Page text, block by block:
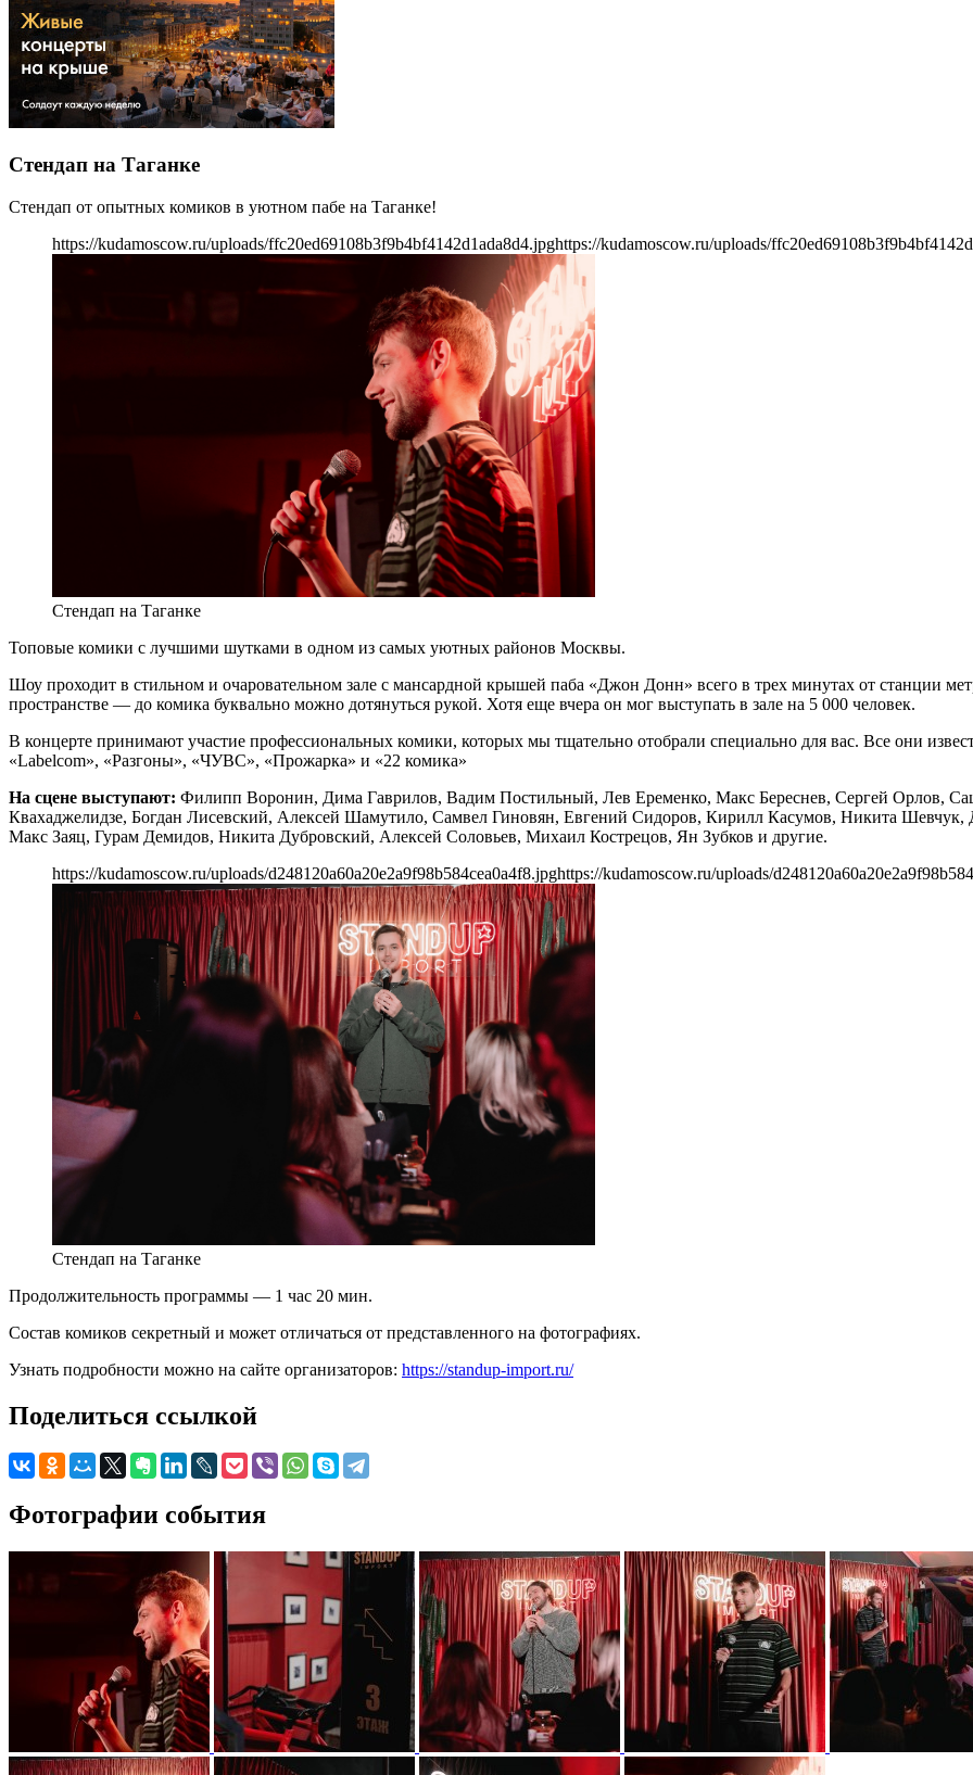
Стендап на Таганке
Стендап от опытных комиков в уютном пабе на Таганке!
https://kudamoscow.ru/uploads/ffc20ed69108b3f9b4bf4142d1ada8d4.jpghttps://kudamoscow.ru/uploads/
Стендап на Таганке
Топовые комики с лучшими шутками в одном из самых уютных районов Москвы.
Шоу проходит в стильном и очаровательном зале с мансардной крышей паба «Джон Донн» всего в трех минутах от станции
пространстве — до комика буквально можно дотянуться рукой. Хотя еще вчера он мог выступать в зале на 5 000 человек.
В концерте принимают участие профессиональных комики, которых мы тщательно отобрали специально для вас. Все они
«Labelcom», «Разгоны», «ЧУВС», «Прожарка» и «22 комика»
На сцене выступают: Филипп Воронин, Дима Гаврилов, Вадим Постильный, Лев Еременко, Макс Береснев, Сергей Орлов,
Квахаджелидзе, Богдан Лисевский, Алексей Шамутило, Самвел Гиновян, Евгений Сидоров, Кирилл Касумов, Никита
Макс Заяц, Гурам Демидов, Никита Дубровский, Алексей Соловьев, Михаил Кострецов, Ян Зубков и другие.
https://kudamoscow.ru/uploads/d248120a60a20e2a9f98b584cea0a4f8.jpghttps://kudamoscow.ru/uploads/
Стендап на Таганке
Продолжительность программы — 1 час 20 мин.
Состав комиков секретный и может отличаться от представленного на фотографиях.
Узнать подробности можно на сайте организаторов: https://standup-import.ru/
Поделиться ссылкой
Фотографии события